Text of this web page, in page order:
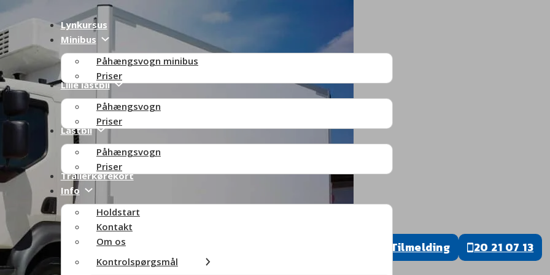
Lynkursus
Minibus
Påhængsvogn minibus
Priser
Lille lastbil
Påhængsvogn
Priser
Lastbil
Påhængsvogn
Priser
Trailerkørekort
Info
Holdstart
Kontakt
Om os
Kontrolspørgsmål
Tilmelding 20 21 07 13